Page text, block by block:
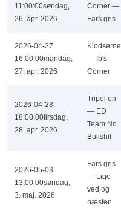
11:00:00søndag,
26. apr. 2026
Corner —
Fars gris
2026-04-27
16:00:00mandag,
27. apr. 2026
Klodserne
— Ib's
Corner
2026-04-28
18:00:00tirsdag,
28. apr. 2026
Tripel en
— ED
Team No
Bullshit
2026-05-03
13:00:00søndag,
3. maj. 2026
Fars gris
— Lige
ved og
næsten